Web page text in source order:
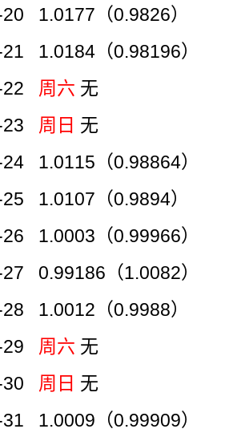
1.0177（0.9826）
1.0184（0.98196）
22 周六 无
23 周日 无
1.0115（0.98864）
1.0107（0.9894）
1.0003（0.99966）
0.99186（1.0082）
1.0012（0.9988）
29 周六 无
30 周日 无
1.0009（0.99909）